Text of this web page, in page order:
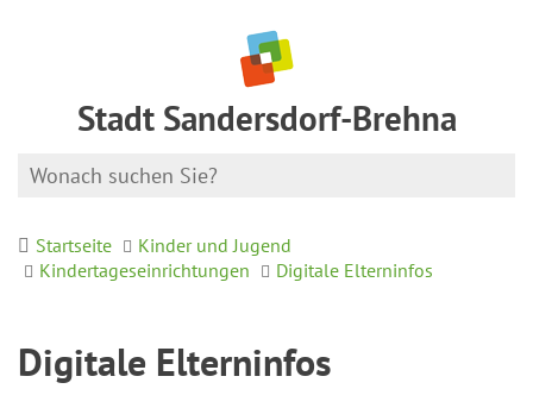
Stadt Sandersdorf-Brehna
Startseite
Kinder und Jugend
Kindertageseinrichtungen
Digitale Elterninfos
Digitale Elterninfos